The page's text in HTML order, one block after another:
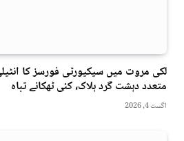
لکی مروت میں سیکیورٹی فورسز کا
متعدد دہشت گرد ہلاک، کئی ٹھکانے تباہ
اگست 4, 2026